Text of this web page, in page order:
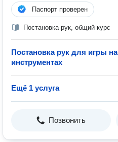
Паспорт проверен
Постановка рук, общий курс
Постановка рук для игры
инструментах
Ещё 1 услуга
Позвонить